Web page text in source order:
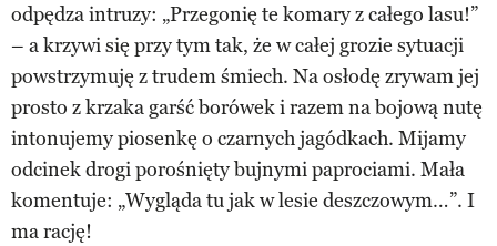
odpędza intruzy: „Przegonię te komary z całego lasu!”
– a krzywi się przy tym tak, że w całej grozie sytuacji
powstrzymuję z trudem śmiech. Na osłodę zrywam jej
prosto z krzaka garść borówek i razem na bojową nutę
intonujemy piosenkę o czarnych jagódkach. Mijamy
odcinek drogi porośnięty bujnymi paprociami. Mała
komentuje: „Wygląda tu jak w lesie deszczowym…”. I
ma rację!